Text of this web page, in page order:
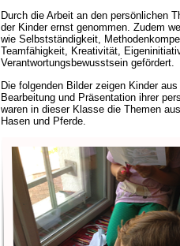
Durch die Arbeit an den persönlichen
der Kinder ernst genommen. Zudem
wie Selbstständigkeit,
Teamfähigkeit, Kreativität,
Verantwortungsbewusstsein gefördert.
Die folgenden Bilder zeigen Kinder
Bearbeitung und Präsentation ihrer
waren in dieser Klasse die Themen
Hasen und Pferde.